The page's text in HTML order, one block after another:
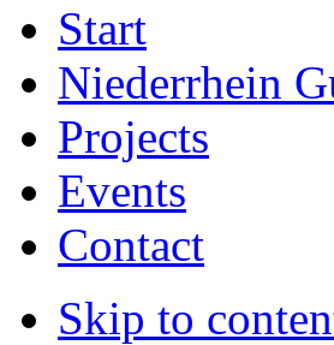
Start
Niederrhein
Projects
Events
Contact
Skip to
Guides FAQs
Font Size
Increase font
Decrease font
Default font